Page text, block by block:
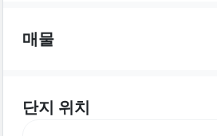
매물
단지 위치